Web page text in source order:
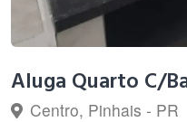
Centro, Pinhais - PR